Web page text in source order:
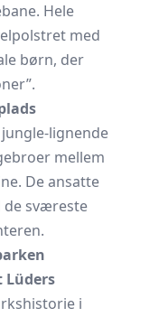
Hele
med
børn, der
lignende
mellem
De ansatte
de sværeste
Lüders
i